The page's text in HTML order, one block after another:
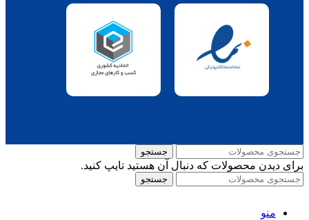
جستجو
برای دیدن محصولات که دنبال آن هستید تایپ کنید.
جستجو
منو